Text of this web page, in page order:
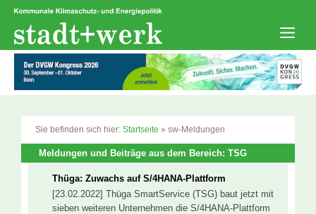
Zum
springen
Sie befinden sich hier: Startseite » sw-Meldungen
Meldungen und Beiträge aus dem Bereich: TSG
Thüga: Zuwachs auf S/4HANA-Plattform
[23.02.2022] Thüga SmartService (TSG) baut jetzt mit
sieben weiteren Unternehmen die S/4HANA-Plattform